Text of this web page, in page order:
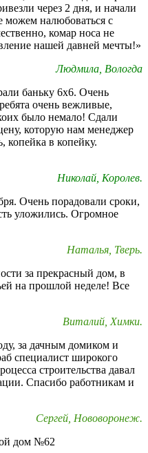
через 2 дня, и начали
можем налюбоваться с
комар носа не
нашей давней мечты!»
Людмила, Вологда
баньку 6х6. Очень
очень вежливые,
было немало! Сдали
которую нам менеджер
копейка в копейку.
Николай, Королев.
Очень порадовали сроки,
уложились. Огромное
Наталья, Тверь.
за прекрасный дом, в
на прошлой неделе! Все
Виталий, Химки.
за дачным домиком и
специалист широкого
строительства давал
Спасибо работникам и
Сергей, Нововоронеж.
дом №62